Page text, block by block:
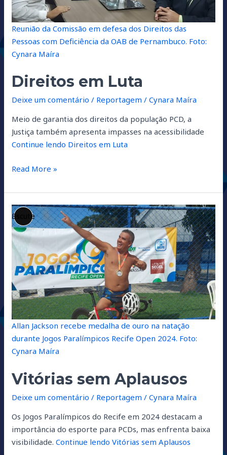
Reunião da Comissão em defesa dos Direitos das
Pessoas com Deficiência da OAB de Pernambuco. Foto:
Cynara Maíra
Direitos em Luta
Deixe um comentário / Reportagem /Cynara Maíra
Meio de garantia dos direitos da população PCD, a
Justiça também apresenta impasses na acessibilidade
Continue lendo Direitos em Luta
Read More »
Descrição
longa
Allan Jackson recebe medalha de ouro na natação
durante Jogos Paralímpicos Recife Open 2024. Foto:
Cynara Maíra
Vitórias sem Aplausos
Deixe um comentário / Reportagem /Cynara Maíra
Os Jogos Paralímpicos do Recife em 2024 destacam a
importância do esporte para PCDs, mas enfrenta baixa
visibilidade.Continue lendo Vitórias sem Aplausos
Vitórias
sem
Aplausos